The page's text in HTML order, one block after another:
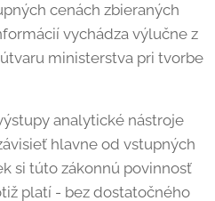
cenách zbieraných
vychádza výlučne z
ministerstva pri tvorbe
analytické nástroje
hlavne od vstupných
si túto zákonnú povinnosť
platí - bez dostatočného